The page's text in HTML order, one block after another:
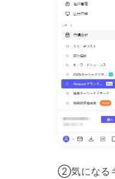
②気になる